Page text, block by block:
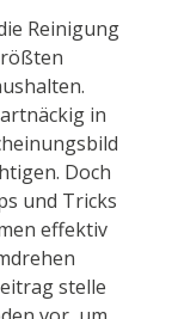
Reinigung
in
Doch
und Tricks
effektiv
stelle